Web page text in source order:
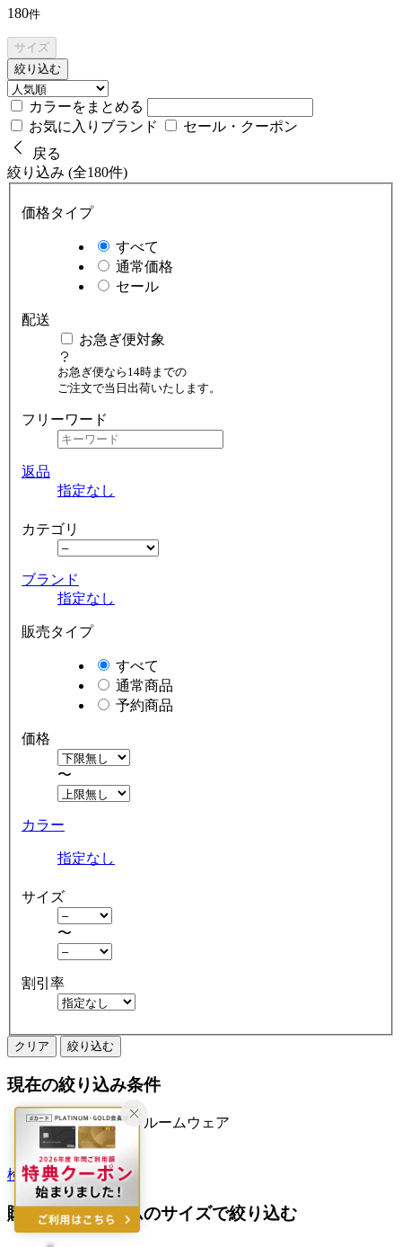
180件
サイズ
絞り込む
カラーをまとめる
お気に入りブランド
セール・クーポン
戻る
絞り込み (全180件)
価格タイプ
すべて
通常価格
セール
配送
お急ぎ便対象
お急ぎ便なら14時までの
ご注文で当日出荷いたします。
フリーワード
返品
指定なし
カテゴリ
ブランド
指定なし
販売タイプ
すべて
通常商品
予約商品
価格
〜
カラー
指定なし
サイズ
〜
割引率
クリア 絞り込む
現在の絞り込み条件
下着・靴下・ルームウェア
アウトレット
検索履歴から探す
購入済みアイテムのサイズで絞り込む